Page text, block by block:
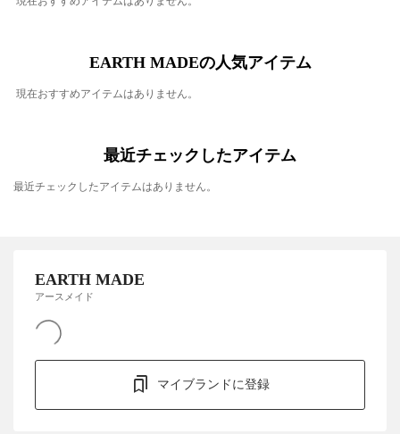
EARTH MADEの人気アイテム
現在おすすめアイテムはありません。
最近チェックしたアイテム
最近チェックしたアイテムはありません。
EARTH MADE
アースメイド
マイブランドに登録